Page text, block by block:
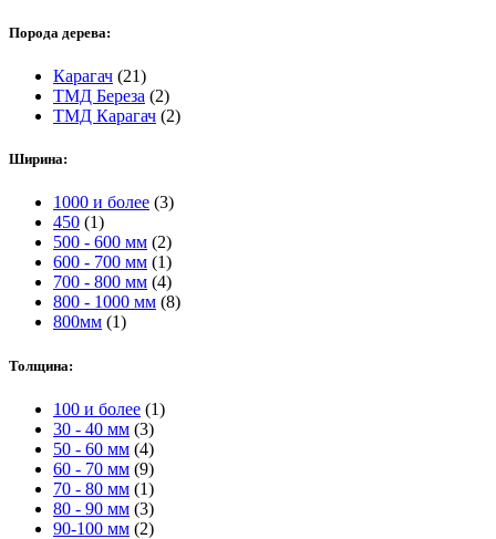
Порода дерева:
Карагач (21)
ТМД Береза (2)
ТМД Карагач (2)
Ширина:
1000 и более (3)
450 (1)
500 - 600 мм (2)
600 - 700 мм (1)
700 - 800 мм (4)
800 - 1000 мм (8)
800мм (1)
Толщина:
100 и более (1)
30 - 40 мм (3)
50 - 60 мм (4)
60 - 70 мм (9)
70 - 80 мм (1)
80 - 90 мм (3)
90-100 мм (2)